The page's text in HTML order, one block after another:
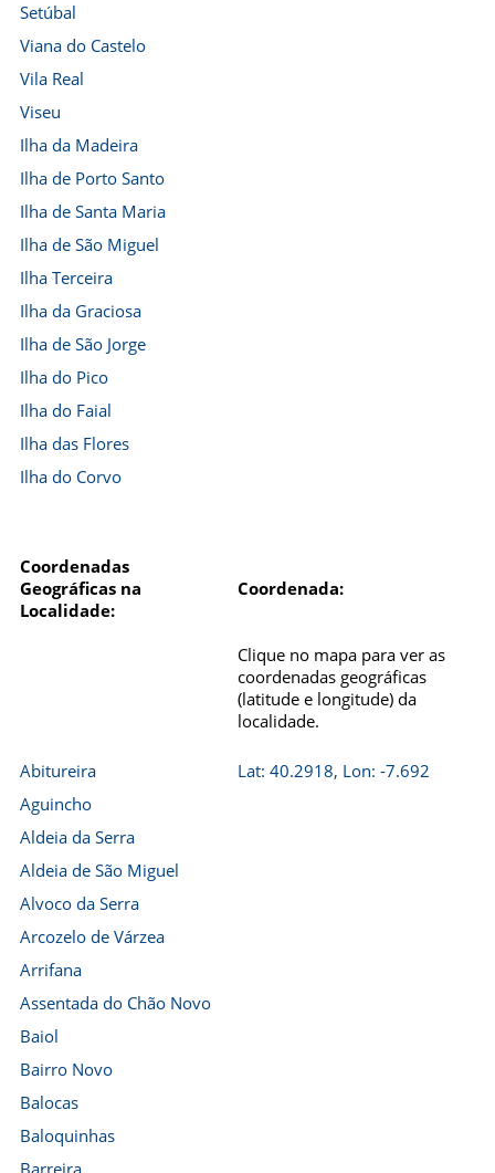
Setúbal
Viana do Castelo
Vila Real
Viseu
Ilha da Madeira
Ilha de Porto Santo
Ilha de Santa Maria
Ilha de São Miguel
Ilha Terceira
Ilha da Graciosa
Ilha de São Jorge
Ilha do Pico
Ilha do Faial
Ilha das Flores
Ilha do Corvo
Coordenadas
Geográficas na
Localidade:
Coordenada:
Clique no mapa para ver as
coordenadas geográficas
(latitude e longitude) da
localidade.
Abitureira
Aguincho
Aldeia da Serra
Aldeia de São Miguel
Alvoco da Serra
Arcozelo de Várzea
Arrifana
Assentada do Chão Novo
Baiol
Bairro Novo
Balocas
Baloquinhas
Barreira
Lat: 40.2918, Lon: -7.692